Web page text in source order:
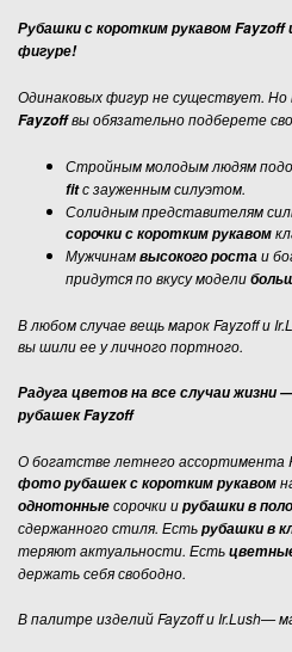
Рубашки с коротким рукавом Fayzoff
фигуре!
Одинаковых фигур не существует. Но
Fayzoffвы обязательно подберете
Стройным молодым людям
fitс зауженным силуэтом.
Солидным представителям
сорочки с коротким рукавом
Мужчинамвысокого ростаи
придутся по вкусу модели
В любом случае вещь марок Fayzoff и
вы шили ее у личного портного.
Радуга цветов на все случаи жизни
рубашек Fayzoff
О богатстве летнего ассортимента
фото рубашек с коротким рукавом
однотонныесорочки ирубашки в
сдержанного стиля. Естьрубашки в
теряют актуальности. Есть
держать себя свободно.
В палитре изделий Fayzoff и Ir.Lush—